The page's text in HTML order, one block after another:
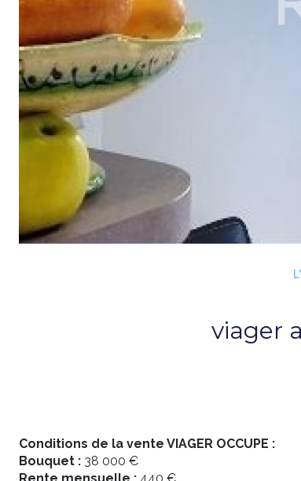
viager
Conditions de la vente VIAGER OCCUPE :
Bouquet : 38 000 €